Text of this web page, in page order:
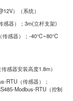
）（系统）
感器）；3m(立杆支架)
感器）；-40℃~80℃
感器安装高度1.8m）
RTU（传感器）；
Modbus-RTU（控制